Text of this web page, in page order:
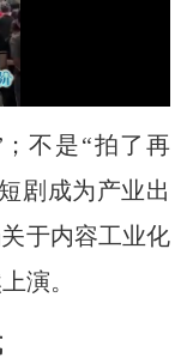
不是“拍了再
剧成为产业出
于内容工业化
演。